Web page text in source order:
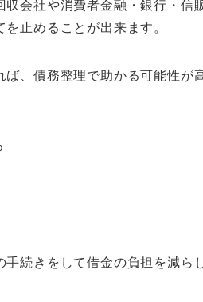
会社や消費者金融・銀行・信
止めることが出来ます。
、債務整理で助かる可能性が
続きをして借金の負担を減ら